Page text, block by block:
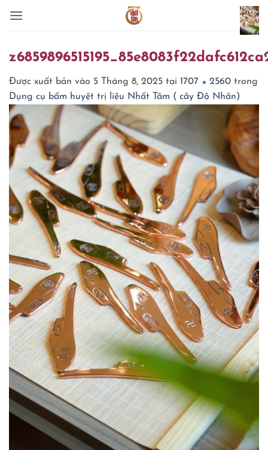
qua
dung
Được xuất bản vào 5 Tháng 8, 2025 tại 1707 × 2560 trong
Dụng cụ bấm huyệt trị liệu Nhất Tâm ( cây Độ Nhân)